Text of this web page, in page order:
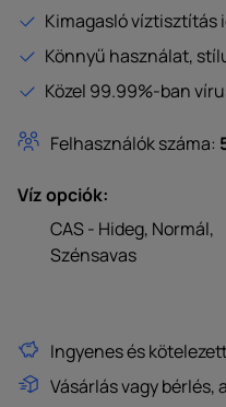
Kimagasló víztisztítás
Könnyű használat,
Közel 99.99%-ban
Felhasználók száma:
Víz opciók:
CAS - Hideg, Normál,
Szénsavas
Ingyenes és
Vásárlás vagy bérlés,